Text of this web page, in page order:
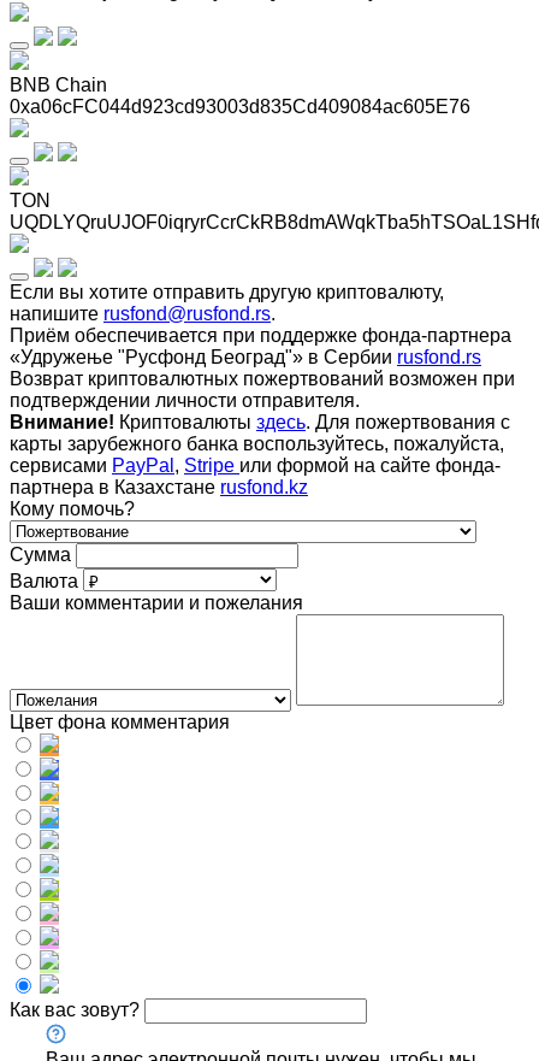
BNB Chain
0xa06cFC044d923cd93003d835Cd409084ac605E76
TON
Если вы хотите отправить другую криптовалюту,
напишите rusfond@rusfond.rs.
Приём обеспечивается при поддержке фонда-партнера
«Удружење "Русфонд Београд"» в Сербии rusfond.rs
Возврат криптовалютных пожертвований возможен при
подтверждении личности отправителя.
Внимание! Криптовалюты здесь. Для пожертвования с
карты зарубежного банка воспользуйтесь, пожалуйста,
сервисами PayPal , Stripe или формой на сайте фонда-
партнера в Казахстане rusfond.kz
Кому помочь?
Сумма
Валюта
Ваши комментарии и пожелания
Цвет фона комментария
Как вас зовут?